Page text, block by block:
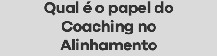
Qual é o papel do
Coaching no
Alinhamento